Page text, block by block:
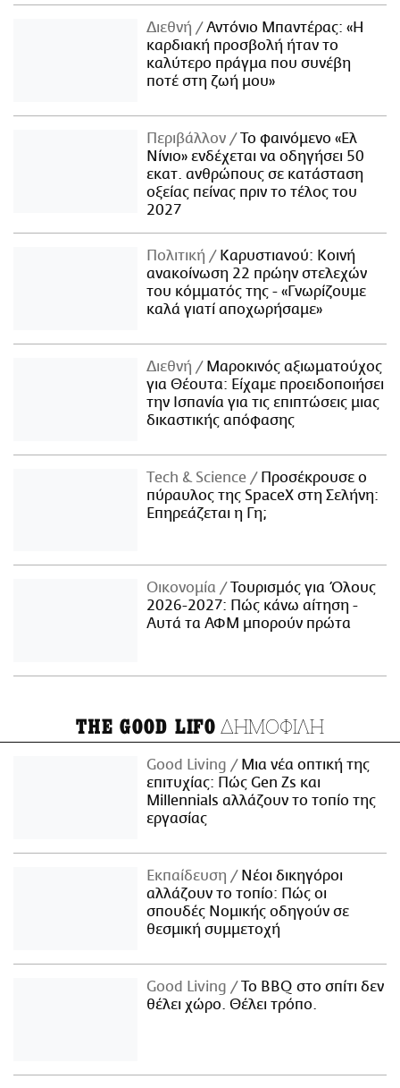
Διεθνή
Αντόνιο Μπαντέρας: «Η
καρδιακή προσβολή ήταν το
καλύτερο πράγμα που συνέβη
ποτέ στη ζωή μου»
Περιβάλλον
Το φαινόμενο «Ελ
Νίνιο» ενδέχεται να οδηγήσει 50
εκατ. ανθρώπους σε κατάσταση
οξείας πείνας πριν το τέλος του
2027
Πολιτική
Καρυστιανού: Κοινή
ανακοίνωση 22 πρώην στελεχών
του κόμματός της - «Γνωρίζουμε
καλά γιατί αποχωρήσαμε»
Διεθνή
Μαροκινός αξιωματούχος
για Θέουτα: Είχαμε προειδοποιήσει
την Ισπανία για τις επιπτώσεις μιας
δικαστικής απόφασης
Τech & Science
Προσέκρουσε ο
πύραυλος της SpaceX στη Σελήνη:
Επηρεάζεται η Γη;
Οικονομία
Τουρισμός για Όλους
2026-2027: Πώς κάνω αίτηση -
Αυτά τα ΑΦΜ μπορούν πρώτα
THE GOOD LIFO ΔΗΜΟΦΙΛΗ
Good Living
Μια νέα οπτική της
επιτυχίας: Πώς Gen Zs και
Millennials αλλάζουν το τοπίο της
εργασίας
Εκπαίδευση
Νέοι δικηγόροι
αλλάζουν το τοπίο: Πώς οι
σπουδές Νομικής οδηγούν σε
θεσμική συμμετοχή
Good Living
Το BBQ στο σπίτι δεν
θέλει χώρο. Θέλει τρόπο.